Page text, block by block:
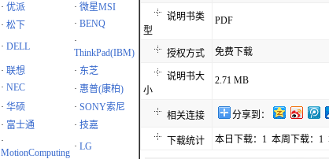
· 优派 · 微星MSI
· 松下 · BENQ
· DELL
·
ThinkPad(IBM)
· 联想 · 东芝
· NEC · 惠普(康柏)
· 华硕 · SONY索尼
· 富士通 · 技嘉
·
MotionComputing
· LG
说明书类
型
PDF
授权方式 免费下载
说明书大
小
2.71 MB
相关连接 分享到：
下载统计 本日下载：1 本周下载：1